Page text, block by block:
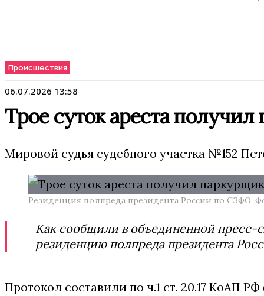
Происшествия
06.07.2026 13:58
Трое суток ареста
Мировой судья судебного участка №152
Резиденция полпреда президента России по СЗФО.
Как сообщили в объединенной пресс-
резиденцию полпреда президента
Протокол составили по ч.1 ст. 20.17 КоАП